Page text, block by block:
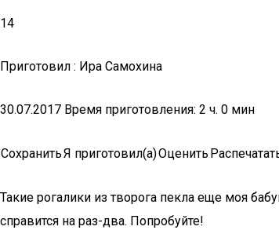
14
Приготовил : Ира Cамохина
30.07.2017 Время приготовления: 2 ч. 0 мин
СохранитьЯ приготовил(а)Оценить
Такие рогалики из творога пекла еще моя
справится на раз-два. Попробуйте!